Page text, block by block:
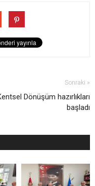
Sonraki »
Dönüşüm hazırlıkları
başladı